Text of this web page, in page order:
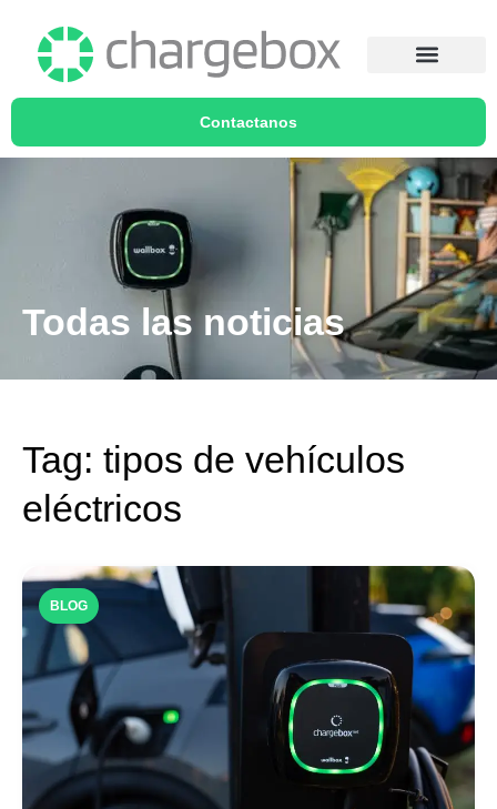
Contactanos
Todas las noticias
Tag: tipos de vehículos
eléctricos
BLOG